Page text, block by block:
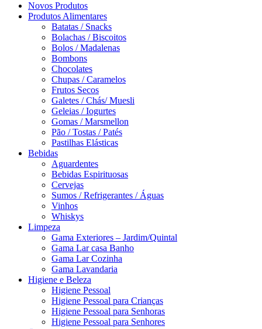
Novos Produtos
Produtos Alimentares
Batatas / Snacks
Bolachas / Biscoitos
Bolos / Madalenas
Bombons
Chocolates
Chupas / Caramelos
Frutos Secos
Galetes / Chás/ Muesli
Geleias / Iogurtes
Gomas / Marsmellon
Pão / Tostas / Patés
Pastilhas Elásticas
Bebidas
Aguardentes
Bebidas Espirituosas
Cervejas
Sumos / Refrigerantes / Águas
Vinhos
Whiskys
Limpeza
Gama Exteriores – Jardim/Quintal
Gama Lar casa Banho
Gama Lar Cozinha
Gama Lavandaria
Higiene e Beleza
Higiene Pessoal
Higiene Pessoal para Crianças
Higiene Pessoal para Senhoras
Higiene Pessoal para Senhores